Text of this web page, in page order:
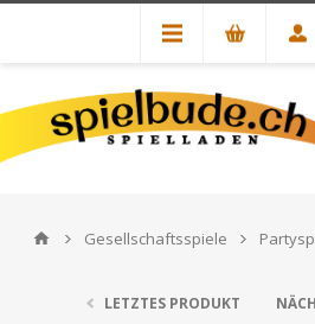
Gesellschaftsspiele
LETZTES PRODUKT